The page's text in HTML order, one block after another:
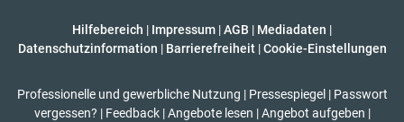
Hilfebereich | Impressum |AGB | Mediadaten |
Datenschutzinformation | Barrierefreiheit | Cookie-Einstellungen
Professionelle und gewerbliche Nutzung | Pressespiegel | Passwort
vergessen? | Feedback | Angebote lesen | Angebot aufgeben |